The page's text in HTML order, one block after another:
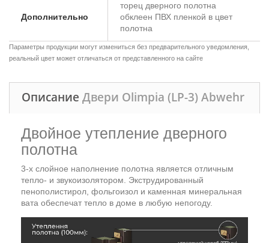
Дополнительно
торец дверного полотна
обклеен ПВХ пленкой в цвет
полотна
Параметры продукции могут измениться без предварительного уведомления,
реальный цвет может отличаться от представленного на сайте
Описание Двери Olimpia (LP-3) Abwehr
Двойное утепление дверного
полотна
3‑х слойное наполнение полотна является отличным
тепло- и звукоизолятором. Экструдированный
пенополистирол, фольгоизол и каменная минеральная
вата обеспечат тепло в доме в любую непогоду.